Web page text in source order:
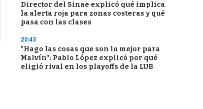
Director del Sinae explicó qué implica
la alerta roja para zonas costeras y qué
pasa con las clases
20:43
"Hago las cosas que son lo mejor para
Malvín": Pablo López explicó por qué
eligió rival en los playoffs de la LUB